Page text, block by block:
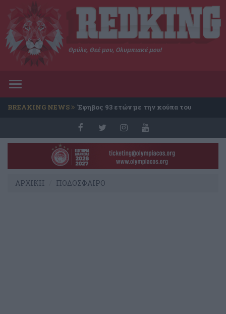
Θρύλε, Θεέ μου, Ολυμπιακέ μου!
Toggle
BREAKING NEWS Έφηβος 93 ετών με την κούπα του
ΑΡΧΙΚΗ ΠΟΔΟΣΦΑΙΡΟ